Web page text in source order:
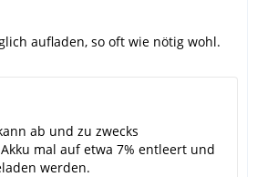
aufladen, so oft wie nötig wohl.
ab und zu zwecks
mal auf etwa 7% entleert und
werden.